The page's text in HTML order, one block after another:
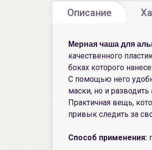
Описание
Мерная чаша для
качественного
боках которого
С помощью него
маски, но и
Практичная вещь,
привык следить за
Способ применения: